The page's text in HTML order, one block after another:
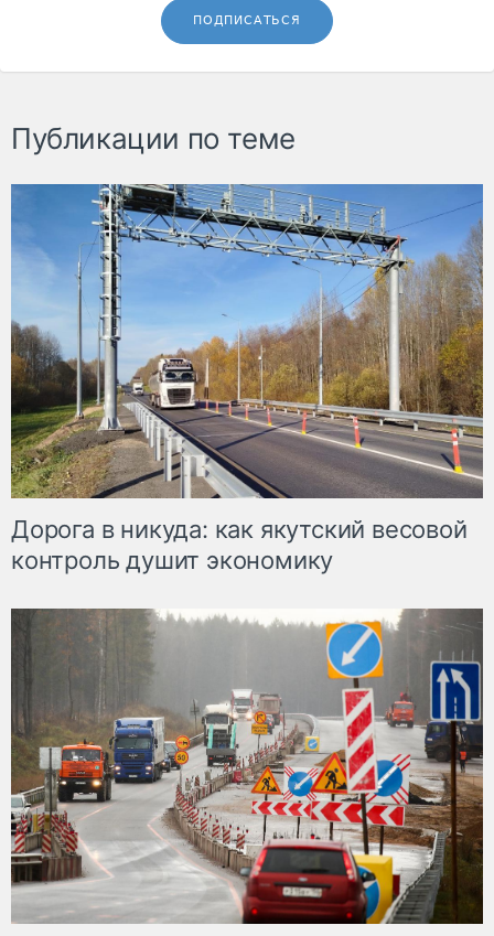
ПОДПИСАТЬСЯ
Публикации по теме
Дорога в никуда: как якутский весовой
контроль душит экономику